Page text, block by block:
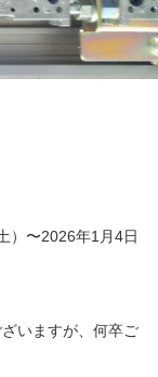
）〜2026年1月4日
いますが、何卒ご